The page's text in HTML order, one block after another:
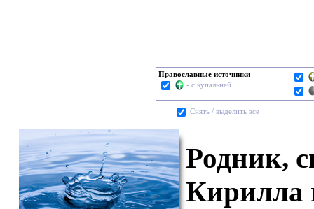
Православные источники
- с купальней
Cнять / выделить все
Родник,
Кирилла